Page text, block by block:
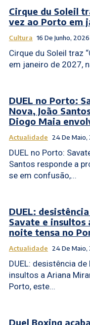
Cirque du Soleil
vez ao Porto em
Cultura 16 De Junho, 2026
Cirque du Soleil traz
DUEL no Porto:
Nova, João
Diogo Maia
Actualidade 24 De Maio,
DUEL no Porto:
Santos responde a
se em confusão,...
DUEL:
Savate e insultos
noite tensa no
Actualidade 24 De Maio,
DUEL: desistência
insultos a Ariana
Porto, este...
Duel Boxing